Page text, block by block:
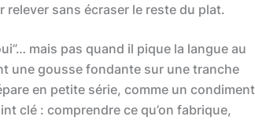
relever sans écraser le reste du plat.
mais pas quand il pique la langue au
une gousse fondante sur une tranche
en petite série, comme un condiment
clé : comprendre ce qu’on fabrique,